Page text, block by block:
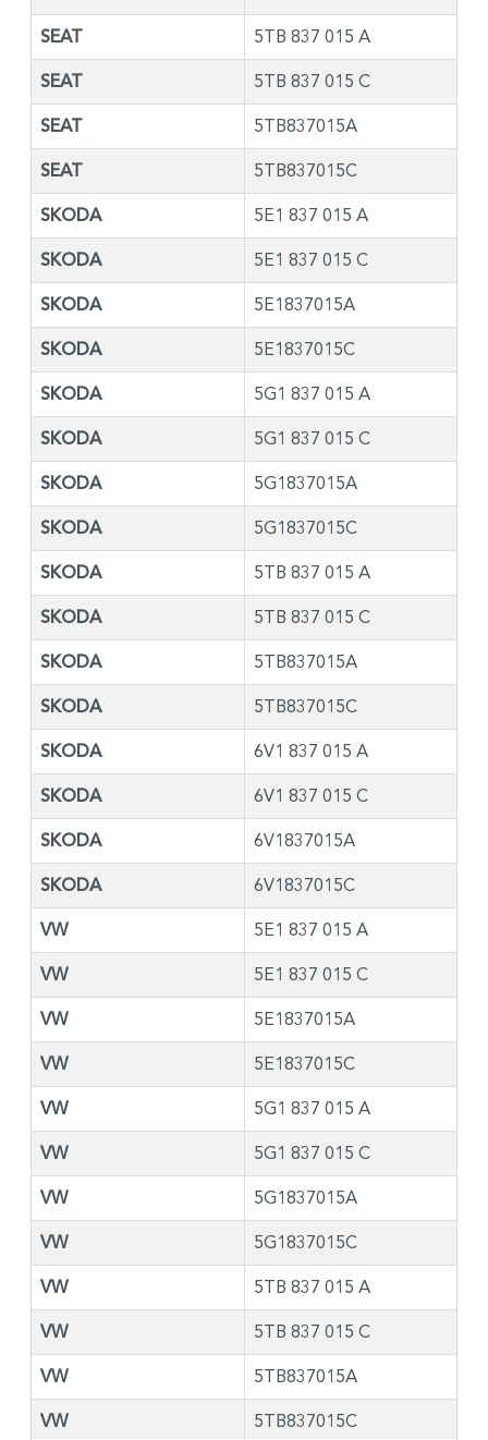
SEAT 5TB 837 015 A
SEAT 5TB 837 015 C
SEAT 5TB837015A
SEAT 5TB837015C
SKODA 5E1 837 015 A
SKODA 5E1 837 015 C
SKODA 5E1837015A
SKODA 5E1837015C
SKODA 5G1 837 015 A
SKODA 5G1 837 015 C
SKODA 5G1837015A
SKODA 5G1837015C
SKODA 5TB 837 015 A
SKODA 5TB 837 015 C
SKODA 5TB837015A
SKODA 5TB837015C
SKODA 6V1 837 015 A
SKODA 6V1 837 015 C
SKODA 6V1837015A
SKODA 6V1837015C
VW 5E1 837 015 A
VW 5E1 837 015 C
VW 5E1837015A
VW 5E1837015C
VW 5G1 837 015 A
VW 5G1 837 015 C
VW 5G1837015A
VW 5G1837015C
VW 5TB 837 015 A
VW 5TB 837 015 C
VW 5TB837015A
VW 5TB837015C